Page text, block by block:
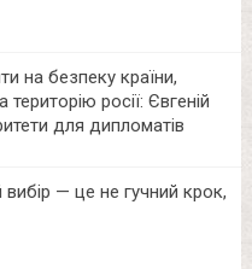
на безпеку країни,
росії: Євгеній
для дипломатів
вибір — це не гучний крок,